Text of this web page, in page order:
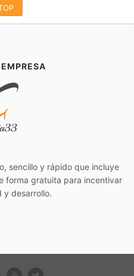
sencillo y rápido que incluye
forma gratuita para incentivar
y desarrollo.